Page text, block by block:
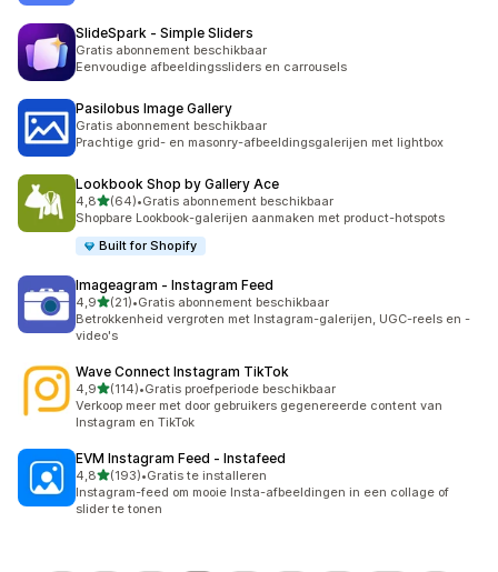
SlideSpark ‑ Simple Sliders
Gratis abonnement beschikbaar
Eenvoudige afbeeldingssliders en carrousels
Pasilobus Image Gallery
Gratis abonnement beschikbaar
Prachtige grid- en masonry-afbeeldingsgalerijen met lightbox
Lookbook Shop by Gallery Ace
4,8van 5 sterren
(64)
64 recensies in totaal
•Gratis abonnement beschikbaar
Shopbare Lookbook-galerijen aanmaken met product-hotspots
Built for Shopify
Imageagram ‑ Instagram Feed
4,9van 5 sterren
(21)
21 recensies in totaal
•Gratis abonnement beschikbaar
Betrokkenheid vergroten met Instagram-galerijen, UGC-reels en -
video's
Wave Connect Instagram TikTok
4,9van 5 sterren
(114)
114 recensies in totaal
•Gratis proefperiode beschikbaar
Verkoop meer met door gebruikers gegenereerde content van
Instagram en TikTok
EVM Instagram Feed ‑ Instafeed
4,8van 5 sterren
(193)
193 recensies in totaal
•Gratis te installeren
Instagram-feed om mooie Insta-afbeeldingen in een collage of
slider te tonen